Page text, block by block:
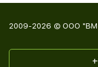
2009-2026 © ООО